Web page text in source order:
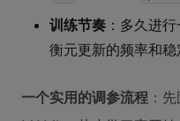
训练节奏 ：多久进
衡元更新的频率和稳
一个实用的调参流程 ：